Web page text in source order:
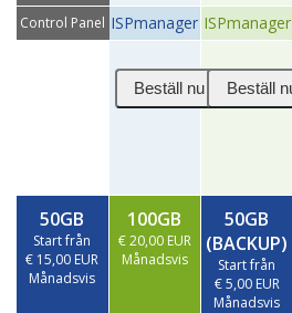
Control Panel ISPmanager ISPmanager
50GB
Start från
€ 15,00 EUR
Månadsvis
100GB
€ 20,00 EUR
Månadsvis
50GB
(BACKUP)
Start från
€ 5,00 EUR
Månadsvis